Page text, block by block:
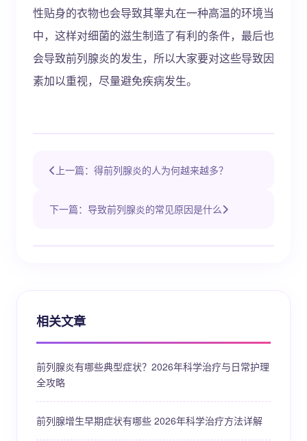
性贴身的衣物也会导致其睾丸在一种高温的环境当
中，这样对细菌的滋生制造了有利的条件，最后也
会导致前列腺炎的发生，所以大家要对这些导致因
素加以重视，尽量避免疾病发生。
上一篇：得前列腺炎的人为何越来越多？
下一篇：导致前列腺炎的常见原因是什么
相关文章
前列腺炎有哪些典型症状？2026年科学治疗与日常护理
全攻略
前列腺增生早期症状有哪些 2026年科学治疗方法详解